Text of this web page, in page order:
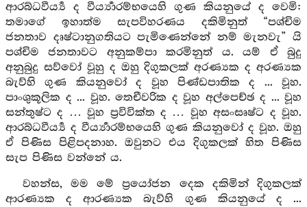
ආරබ්ධවීර්‍ය්‍ය ද වීර්‍ය්‍යාරම්භයෙහි ගුණ කියනුයේ ද වෙමි:
තමාගේ ඉහාත්ම සැපවිහරණය දකිමිනුත් “පශ්චිම
ජනතාව දෘෂ්ටානුගතියට පැමිණෙන්නේ නම් මැනවැ” යි
පශ්චිම ජනතාවට අනුකම්පා කරමිනුත් ය. යම් ඒ බුදු
අනුබුදු සව්වෝ වූහු ද ඔහු දිගුකලක් අරණ්‍යක ද අරණ්‍යක
බැව්හි ගුණ කියනුවෝ ද වූහ පිණ්ඩපාතික ද ... වූහ.
පාංශුකූලික ද ... වූහ. තෙචීවරික ද වූහ අල්පෙච්ඡ ද ... වූහ
සන්තුෂ්ට ද … වූහ ප්‍රවිවික්ත ද … වූහ අසංසෘෂ්ට ද වූහ.
ආරබ්ධවීර්‍ය්‍ය ද වීර්‍ය්‍යාරම්භයෙහි ගුණ කියනුවෝ ද වූහ. ඔහු
ඒ පිණිස පිළිපදනාහ. ඔවුනට එය දිගුකලක් හිත පිණිස
සැප පිණිස වන්නේ ය.
වහන්ස, මම මේ ප්‍රයෝජන දෙක දකිමින් දිගුකලක්
ආරණ්‍යක ද ආරණ්‍යක බැව්හි ගුණ කියනුයේ ද ...